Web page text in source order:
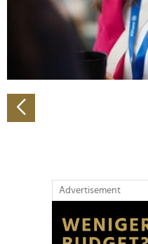
Verwendung unserer
soziale Medien, Werbung
Partner führen diese
weiteren Daten
haben oder die sie im
gesammelt haben.
Advertisement